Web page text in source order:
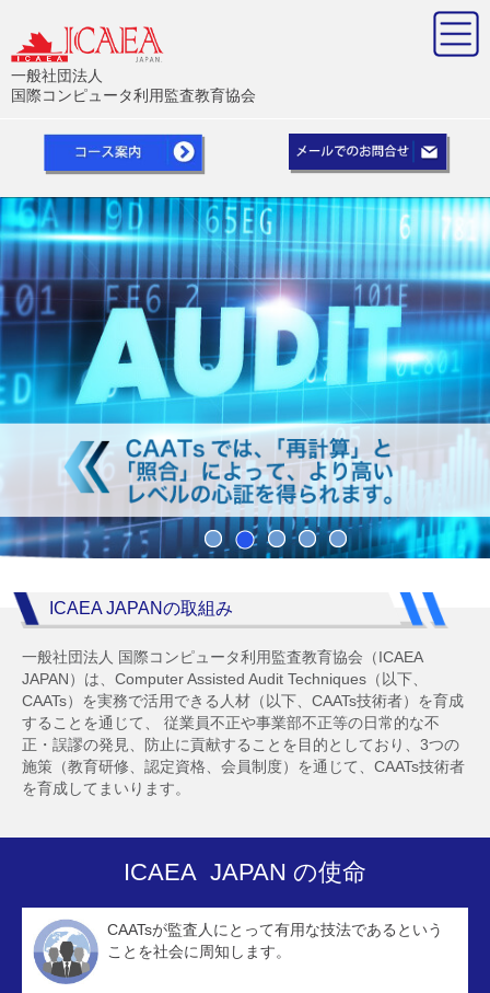
一般社団法人
国際コンピュータ利用監査教育協会
ICAEA JAPANの取組み
一般社団法人 国際コンピュータ利用監査教育協会（ICAEA
JAPAN）は、Computer Assisted Audit Techniques（以下、
CAATs）を実務で活用できる人材（以下、CAATs技術者）を育成
することを通じて、 従業員不正や事業部不正等の日常的な不
正・誤謬の発見、防止に貢献することを目的としており、3つの
施策（教育研修、認定資格、会員制度）を通じて、CAATs技術者
を育成してまいります。
ICAEA JAPAN の使命
CAATsが監査人にとって有用な技法であるという
ことを社会に周知します。